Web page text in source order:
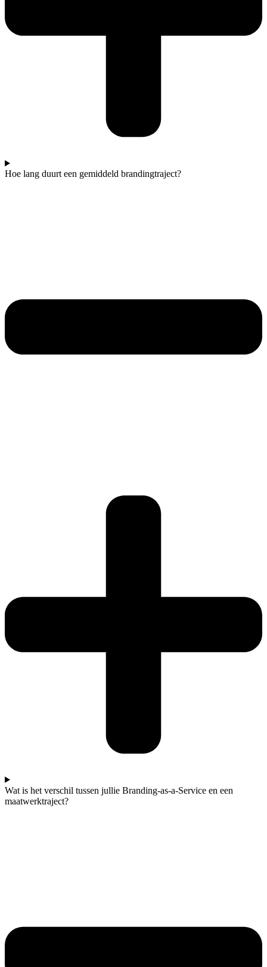
Hoe lang duurt een gemiddeld brandingtraject?
Wat is het verschil tussen jullie Branding-as-a-Service en een
maatwerktraject?